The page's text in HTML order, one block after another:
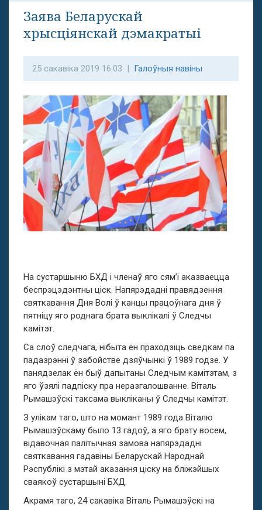
Заява Беларускай
хрысціянскай дэмакратыі
25 сакавіка 2019 16:03 | Галоўныя навіны
На сустаршыню БХД і членаў яго сям’і аказваецца
беспрэцэдэнтны ціск. Напярэдадні правядзення
святкавання Дня Волі ў канцы працоўнага дня ў
пятніцу яго роднага брата выклікалі ў Следчы
камітэт.
Са слоў следчага, нібыта ён праходзіць сведкам па
падазрэнні ў забойстве дзяўчынкі ў 1989 годзе. У
панядзелак ён быў дапытаны Следчым камітэтам, з
яго ўзялі падпіску пра неразгалошванне. Віталь
Рымашэўскі таксама выкліканы ў Следчы камітэт.
З улікам таго, што на момант 1989 года Віталю
Рымашэўскаму было 13 гадоў, а яго брату восем,
відавочная палітычная замова напярэдадні
святкавання гадавіны Беларускай Народнай
Рэспублікі з мэтай аказання ціску на бліжэйшых
сваякоў сустаршыні БХД.
Акрамя таго, 24сакавіка Віталь Рымашэўскі на